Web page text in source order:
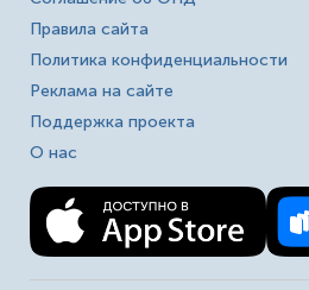
Правила сайта
Политика конфиденциальности
Реклама на сайте
Поддержка проекта
О нас